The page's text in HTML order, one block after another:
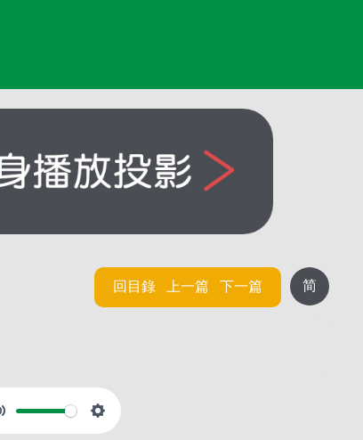
简
回目錄 上一篇 下一篇